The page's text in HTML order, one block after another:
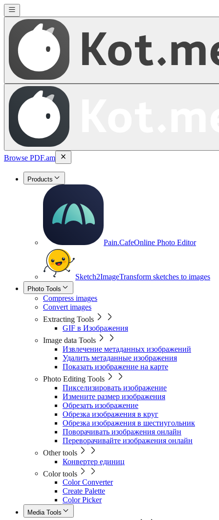
Browse PDF.am
Products
Pain.CafeOnline Photo Editor
Sketch2ImageTransform sketches to images
Photo Tools
Compress images
Convert images
Extracting Tools
GIF в Изображения
Image data Tools
Извлечение метаданных изображений
Удалить метаданные изображения
Показать изображение на карте
Photo Editing Tools
Пикселизировать изображение
Измените размер изображения
Обрезать изображение
Обрезка изображения в круг
Обрезка изображения в шестиугольник
Поворачивать изображения онлайн
Переворачивайте изображения онлайн
Other tools
Конвертер единиц
Color tools
Color Converter
Create Palette
Color Picker
Media Tools